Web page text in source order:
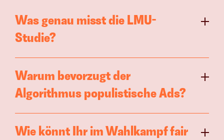
Was genau misst die LMU-
Studie?
Warum bevorzugt der
Algorithmus populistische Ads?
Wie könnt Ihr im Wahlkampf fair